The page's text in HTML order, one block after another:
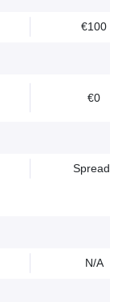
€100
€0
Spreads
N/A